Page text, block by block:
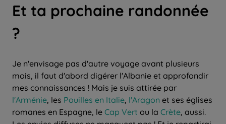
Et ta prochaine randonnée
?
Je n'envisage pas d'autre voyage avant plusieurs
mois, il faut d'abord digérer l'Albanie et approfondir
mes connaissances ! Mais je suis attirée par
l'Arménie, les Pouilles en Italie, l'Aragon et ses églises
romanes en Espagne, le Cap Vert ou la Crète, aussi.